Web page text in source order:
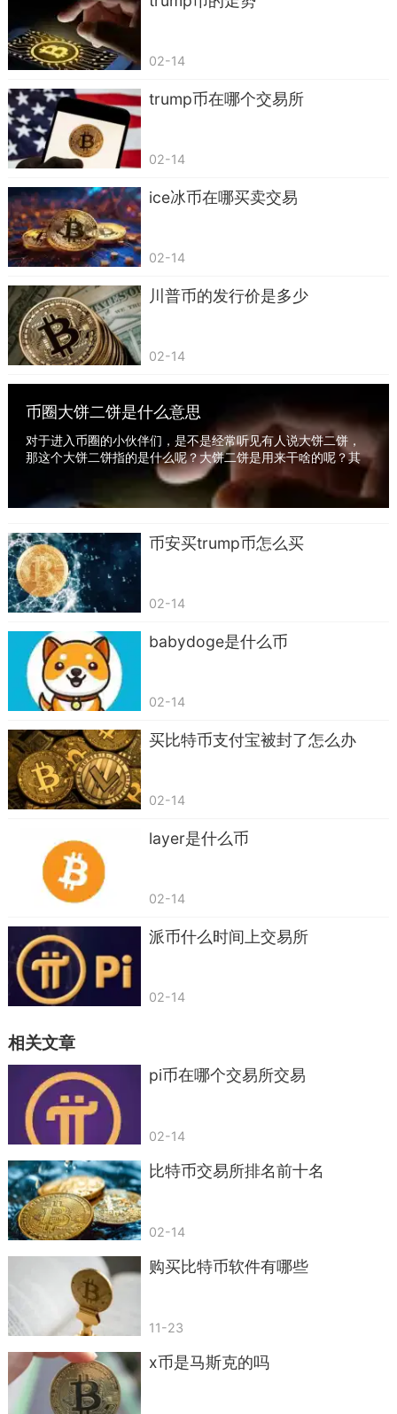
这不得不说是狗币做的另一件值得表扬的慈善事
件。此外据消息，近期狗币基金还资助了一个赛车
第三，人气指数比较高，有数据表明在reddit
狗币社区关注度超过7.5万，远远的超过了LTC，而
BTC五年的时间，才12万的关注度。有比较广泛的
应用在支持大量国外网站在接受BTC支付的同时，
都支持狗币支付；成交量上的一个佐证。在C网上
狗币的成交量，自从上线以来，一直都是排在第一
位，超过其它所有山寨币包括莱特币的成交量。成
交量大，流通性好，是虚拟货币存在的一个重要价
值体现。
02-14
trump币在哪个交易所
02-14
ice冰币在哪买卖交易
02-14
川普币的发行价是多少
02-14
币圈大饼二饼是什么意思
对于进入币圈的小伙伴们，是不是经常听见有人说大饼二饼，
那这个大饼二饼指的是什么呢？大饼二饼是用来干啥的呢？其
实大饼二饼就是比特币和以太坊币，市值分别排...
币安买trump币怎么买
02-14
babydoge是什么币
02-14
买比特币支付宝被封了怎么办
02-14
layer是什么币
02-14
派币什么时间上交易所
02-14
相关文章
pi币在哪个交易所交易
02-14
比特币交易所排名前十名
02-14
购买比特币软件有哪些
11-23
x币是马斯克的吗